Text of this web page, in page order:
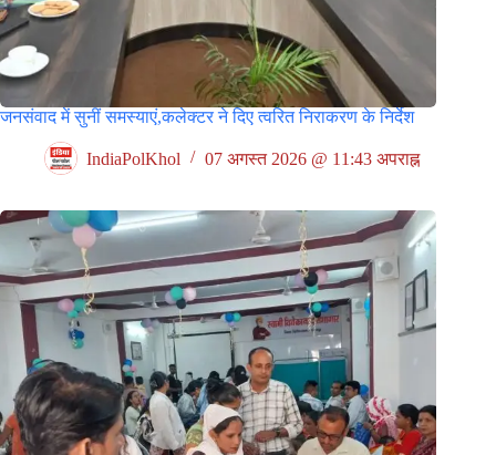
जनसंवाद में सुनीं समस्याएं,कलेक्टर ने दिए त्वरित निराकरण के निर्देश
IndiaPolKhol 07 अगस्त 2026 @ 11:43 अपराह्न